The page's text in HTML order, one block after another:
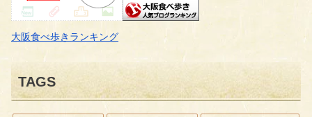
大阪食べ歩きランキング
TAGS